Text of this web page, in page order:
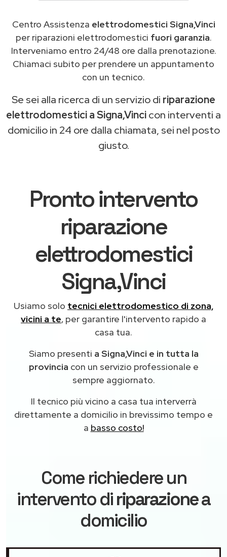
Centro Assistenza elettrodomestici Signa,Vinci
per riparazioni elettrodomestici fuori garanzia.
Interveniamo entro 24/48 ore dalla prenotazione.
Chiamaci subito per prendere un appuntamento
con un tecnico.
Se sei alla ricerca di un servizio di riparazione
elettrodomestici a Signa,Vincicon interventi a
domicilio in 24 ore dalla chiamata, sei nel posto
giusto.
Pronto intervento
riparazione
elettrodomestici
Signa,Vinci
Usiamo solo tecnici elettrodomestico di zona,
vicini a te, per garantire l'intervento rapido a
casa tua.
Siamo presenti a Signa,Vinci e in tutta la
provincia con un servizio professionale e
sempre aggiornato.
Il tecnico più vicino a casa tua interverrà
direttamente a domicilio in brevissimo tempo e
a basso costo!
Come richiedere un
intervento diriparazionea
domicilio